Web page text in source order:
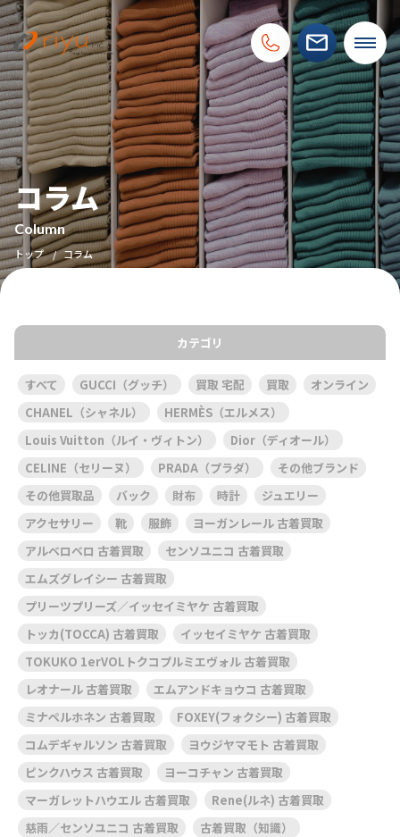
コラム
Column
トップ コラム
カテゴリ
すべて GUCCI（グッチ） 買取 宅配 買取
オンライン
CHANEL（シャネル）
HERMÈS（エルメス）
Louis Vuitton（ルイ・ヴィトン）
Dior（ディオール）
CELINE（セリーヌ）
PRADA（プラダ）
その他ブランド
その他買取品
バック 財布 時計
ジュエリー
アクセサリー
靴 服飾
ヨーガンレール 古着買取
アルベロベロ 古着買取
センソユニコ 古着買取
エムズグレイシー 古着買取
プリーツプリーズ／イッセイミヤケ 古着買取
トッカ(TOCCA) 古着買取
イッセイミヤケ 古着買取
TOKUKO 1erVOLトクコプルミエヴォル 古着買取
レオナール 古着買取
エムアンドキョウコ 古着買取
ミナペルホネン 古着買取
FOXEY(フォクシー) 古着買取
コムデギャルソン 古着買取
ヨウジヤマモト 古着買取
ピンクハウス 古着買取
ヨーコチャン 古着買取
マーガレットハウエル 古着買取
Rene(ルネ) 古着買取
慈雨／センソユニコ 古着買取
古着買取（知識）